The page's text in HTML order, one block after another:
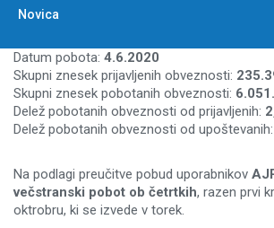
Novica
Datum pobota: 4.6.2020
Skupni znesek prijavljenih obveznosti:
Skupni znesek pobotanih obveznosti:
Delež pobotanih obveznosti od prijavljenih:
Delež pobotanih obveznosti od upoštevanih:
Na podlagi preučitve pobud uporabnikov
večstranski pobot ob četrtkih, razen prvi
oktrobru, ki se izvede v torek.